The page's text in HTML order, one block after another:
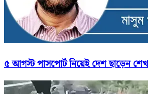
৫ আগস্ট পাসপোর্ট নিয়েই দেশ ছাড়েন শেখ